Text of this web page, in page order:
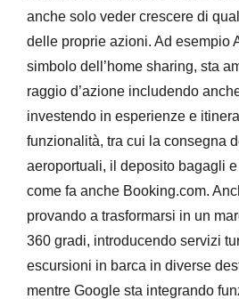
anche solo veder crescere di
delle proprie azioni. Ad esempio
simbolo dell’home sharing, sta
raggio d’azione includendo
investendo in esperienze e
funzionalità, tra cui la consegna
aeroportuali, il deposito bagagli
come fa anche Booking.com.
provando a trasformarsi in un
360 gradi, introducendo servizi
escursioni in barca in diverse
mentre Google sta integrando